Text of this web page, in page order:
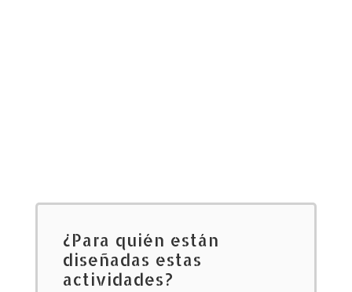
¿Para quién están
diseñadas estas
actividades?